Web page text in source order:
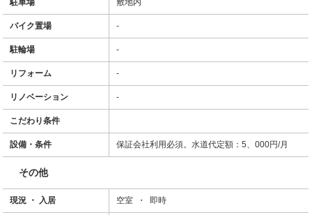
駐車場 敷地内
バイク置場 -
駐輪場 -
リフォーム -
リノベーション -
こだわり条件
設備・条件 保証会社利用必須。水道代定額：5、000円/月
その他
現況 ・ 入居 空室 ・ 即時